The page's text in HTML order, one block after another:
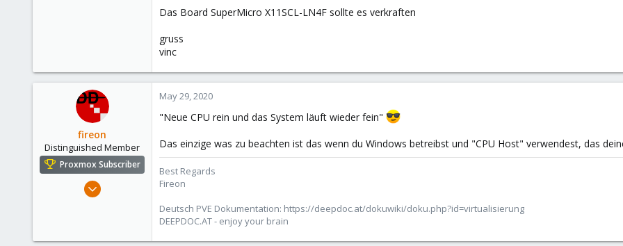
Das Board SuperMicro X11SCL-LN4F sollte es verkraften
gruss
vinc
fireon
Distinguished Member
Proxmox Subscriber
Oct 25, 2010
May 29, 2020
"Neue CPU rein und das System läuft wieder fein"
Das einzige was zu beachten ist das wenn du Windows betreibst und "CPU Host" verwendest, das
Best Regards
Fireon
Deutsch PVE Dokumentation: https://deepdoc.at/dokuwiki/doku.php?id=virtualisierung
DEEPDOC.AT - enjoy your brain